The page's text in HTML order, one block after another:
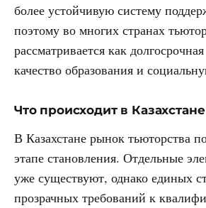
более устойчивую систему
поэтому во многих странах
рассматривается как
качество образования и
Что происходит в
В Казахстане рынок тьюторства
этапе становления. Отдельные
уже существуют, однако единых
прозрачных требований к